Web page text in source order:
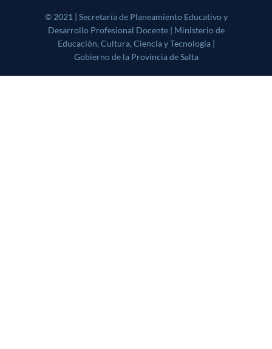
© 2021 | Secretaría de Planeamiento Educativo y Desarrollo
Profesional Docente | Ministerio de Educación, Cultura, Ciencia y
Tecnología | Gobierno de la Provincia de Salta|CoverNews
themes.